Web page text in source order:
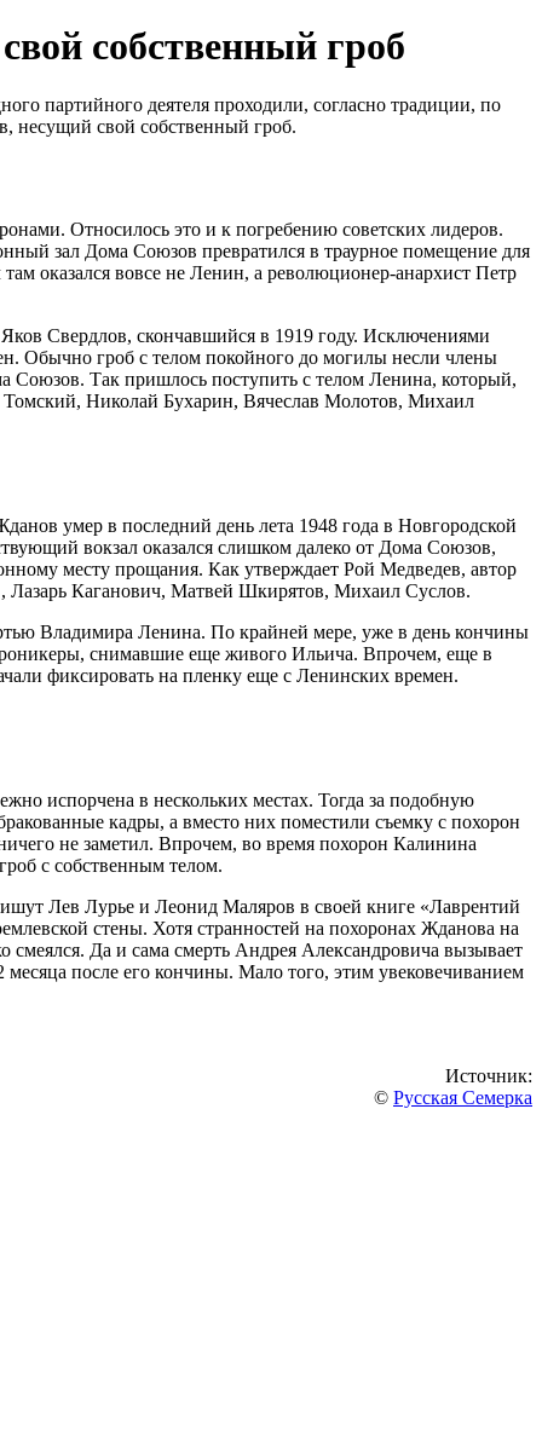
собственный гроб
партийного деятеля проходили, согласно традиции, по
несущий свой собственный гроб.
Относилось это и к погребению советских лидеров.
зал Дома Союзов превратился в траурное помещение для
оказался вовсе не Ленин, а революционер-анархист Петр
Свердлов, скончавшийся в 1919 году. Исключениями
Обычно гроб с телом покойного до могилы несли члены
Союзов. Так пришлось поступить с телом Ленина, который,
Николай Бухарин, Вячеслав Молотов, Михаил
умер в последний день лета 1948 года в Новгородской
вокзал оказался слишком далеко от Дома Союзов,
месту прощания. Как утверждает Рой Медведев, автор
Лазарь Каганович, Матвей Шкирятов, Михаил Суслов.
Владимира Ленина. По крайней мере, уже в день кончины
снимавшие еще живого Ильича. Впрочем, еще в
фиксировать на пленку еще с Ленинских времен.
испорчена в нескольких местах. Тогда за подобную
кадры, а вместо них поместили съемку с похорон
не заметил. Впрочем, во время похорон Калинина
с собственным телом.
Лев Лурье и Леонид Маляров в своей книге «Лаврентий
стены. Хотя странностей на похоронах Жданова на
Да и сама смерть Андрея Александровича вызывает
после его кончины. Мало того, этим увековечиванием
Источник:
© Русская Семерка